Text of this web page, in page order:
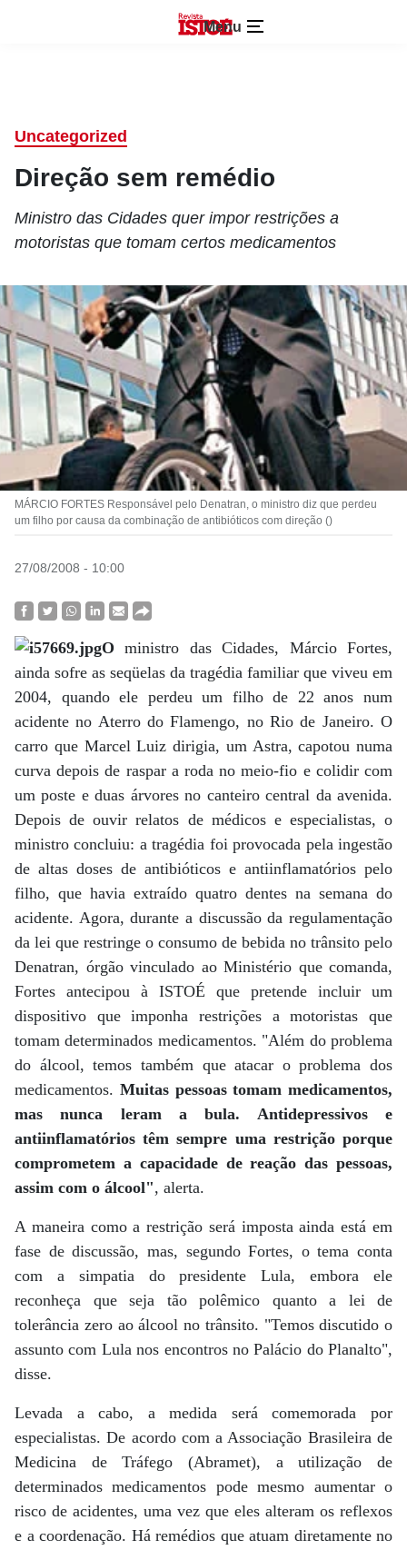
Menu
Uncategorized
Direção sem remédio
Ministro das Cidades quer impor restrições a
motoristas que tomam certos medicamentos
MÁRCIO FORTES Responsável pelo Denatran, o ministro diz que perdeu
um filho por causa da combinação de antibióticos com direção ()
27/08/2008 - 10:00
O ministro das Cidades, Márcio Fortes,
ainda sofre as seqüelas da tragédia familiar que viveu em
2004, quando ele perdeu um filho de 22 anos num
acidente no Aterro do Flamengo, no Rio de Janeiro. O
carro que Marcel Luiz dirigia, um Astra, capotou numa
curva depois de raspar a roda no meio-fio e colidir com
um poste e duas árvores no canteiro central da avenida.
Depois de ouvir relatos de médicos e especialistas, o
ministro concluiu: a tragédia foi provocada pela ingestão
de altas doses de antibióticos e antiinflamatórios pelo
filho, que havia extraído quatro dentes na semana do
acidente. Agora, durante a discussão da regulamentação
da lei que restringe o consumo de bebida no trânsito pelo
Denatran, órgão vinculado ao Ministério que comanda,
Fortes antecipou à ISTOÉ que pretende incluir um
dispositivo que imponha restrições a motoristas que
tomam determinados medicamentos. "Além do problema
do álcool, temos também que atacar o problema dos
medicamentos. Muitas pessoas tomam medicamentos,
mas nunca leram a bula. Antidepressivos e
antiinflamatórios têm sempre uma restrição porque
comprometem a capacidade de reação das pessoas,
assim com o álcool", alerta.
A maneira como a restrição será imposta ainda está em
fase de discussão, mas, segundo Fortes, o tema conta
com a simpatia do presidente Lula, embora ele
reconheça que seja tão polêmico quanto a lei de
tolerância zero ao álcool no trânsito. "Temos discutido o
assunto com Lula nos encontros no Palácio do Planalto",
disse.
Levada a cabo, a medida será comemorada por
especialistas. De acordo com a Associação Brasileira de
Medicina de Tráfego (Abramet), a utilização de
determinados medicamentos pode mesmo aumentar o
risco de acidentes, uma vez que eles alteram os reflexos
e a coordenação. Há remédios que atuam diretamente no